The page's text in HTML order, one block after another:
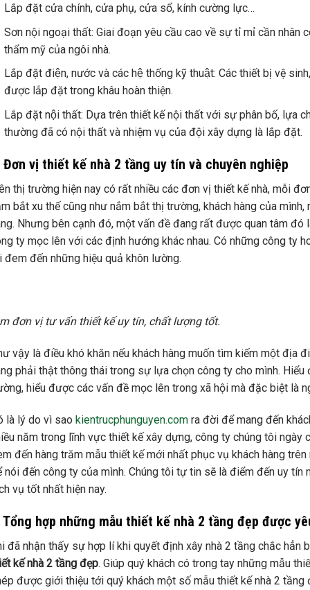
Lắp đặt cửa chính, cửa phụ, cửa sổ, kính cường lực…
Sơn nội ngoại thất: Giai đoạn yêu cầu cao về sự tỉ mỉ cần nhân
thẩm mỹ của ngôi nhà.
Lắp đặt điện, nước và các hệ thống kỹ thuật: Các thiết bị vệ
được lắp đặt trong khâu hoàn thiện.
Lắp đặt nội thất: Dựa trên thiết kế nội thất với sự phân bố, lựa
thường đã có nội thất và nhiệm vụ của đội xây dựng là lắp đặt.
Đơn vị thiết kế nhà 2 tầng uy tín và chuyên nghiệp
thị trường hiện nay có rất nhiều các đơn vị thiết kế nhà, mỗi
bắt xu thế cũng như nắm bắt thị trường, khách hàng của
Nhưng bên cạnh đó, một vấn đề đang rất được quan tâm
ty mọc lên với các định hướng khác nhau. Có những công ty
đem đến những hiệu quả khôn lường.
đơn vị tư vấn thiết kế uy tín, chất lượng tốt.
vậy là điều khó khăn nếu khách hàng muốn tìm kiếm một địa
phải thật thông thái trong sự lựa chọn công ty cho mình.
hiểu được các vấn đề mọc lên trong xã hội mà đặc biệt là
là lý do vì sao kientrucphunguyen.com ra đời để mang đến
năm trong lĩnh vực thiết kế xây dựng, công ty chúng tôi
đến hàng trăm mẫu thiết kế mới nhất phục vụ khách hàng
nói đến công ty của mình. Chúng tôi tự tin sẽ là điểm đến uy tín
vụ tốt nhất hiện nay.
Tổng hợp những mẫu thiết kế nhà 2 tầng đẹp được
đã nhận thấy sự hợp lí khi quyết định xây nhà 2 tầng chắc
kế nhà 2 tầng đẹp. Giúp quý khách có trong tay những mẫu
được giới thiệu tới quý khách một số mẫu thiết kế nhà 2